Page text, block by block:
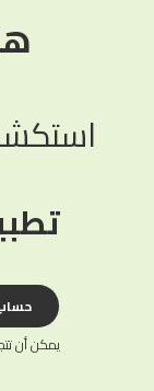
يمكن أن